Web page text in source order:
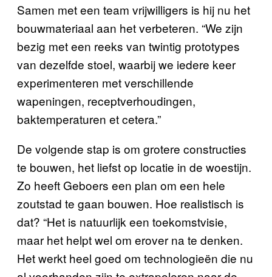
Samen met een team vrijwilligers is hij nu het
bouwmateriaal aan het verbeteren. “We zijn
bezig met een reeks van twintig prototypes
van dezelfde stoel, waarbij we iedere keer
experimenteren met verschillende
wapeningen, receptverhoudingen,
baktemperaturen et cetera.”
De volgende stap is om grotere constructies
te bouwen, het liefst op locatie in de woestijn.
Zo heeft Geboers een plan om een hele
zoutstad te gaan bouwen. Hoe realistisch is
dat? “Het is natuurlijk een toekomstvisie,
maar het helpt wel om erover na te denken.
Het werkt heel goed om technologieën die nu